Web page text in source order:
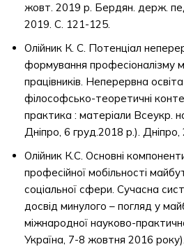
жовт. 2019 р. Бердян. держ.
2019. С. 121-125.
Олійник К. С. Потенціал
формування професіоналізму
працівників. Неперервна
філософсько-теоретичні
практика : матеріали Всеукр.
Дніпро, 6 груд.2018 р.).
Олійник К.С. Основні
професійної мобільності
соціальної сфери. Сучасна
досвід минулого – погляд у
міжнародної науково-
Україна, 7-8 жовтня 2016